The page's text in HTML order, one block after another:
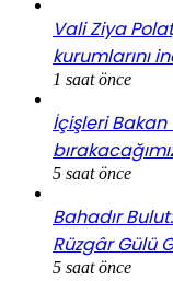
Vali Ziya
kurumlarını
1 saat önce
İçişleri Bakan
5 saat önce
Bahadır
Rüzgâr Gülü
5 saat önce